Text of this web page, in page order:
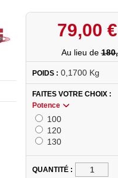
79,00 €
Au lieu de
POIDS : 0,1700 Kg
FAITES VOTRE CHOIX
Potence
100
120
130
QUANTITÉ